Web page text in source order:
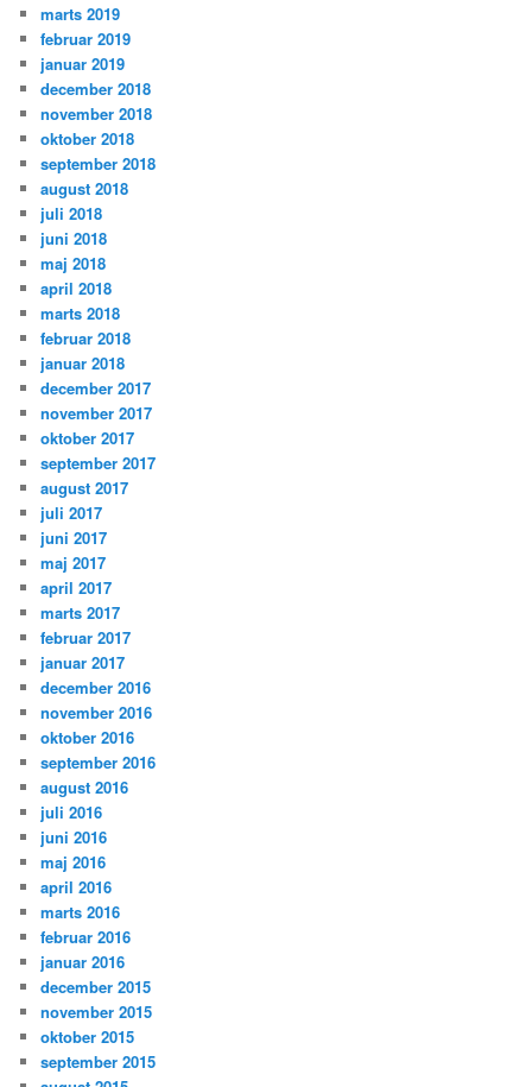
marts 2019
februar 2019
januar 2019
december 2018
november 2018
oktober 2018
september 2018
august 2018
juli 2018
juni 2018
maj 2018
april 2018
marts 2018
februar 2018
januar 2018
december 2017
november 2017
oktober 2017
september 2017
august 2017
juli 2017
juni 2017
maj 2017
april 2017
marts 2017
februar 2017
januar 2017
december 2016
november 2016
oktober 2016
september 2016
august 2016
juli 2016
juni 2016
maj 2016
april 2016
marts 2016
februar 2016
januar 2016
december 2015
november 2015
oktober 2015
september 2015